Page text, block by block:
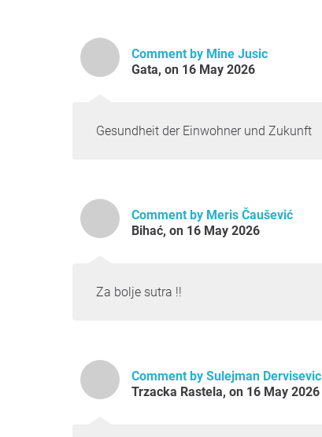
Comment by Mine Jusic
Gata, on 16 May 2026
Gesundheit der Einwohner und Zukunft
Comment by Meris Čaušević
Bihać, on 16 May 2026
Za bolje sutra !!
Comment by Sulejman Dervisevic
Trzacka Rastela, on 16 May 2026